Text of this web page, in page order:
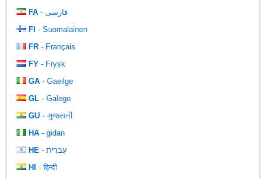
FA
- فارسی
FI - Suomalainen
FR - Français
FY - Frysk
GA - Gaeilge
GL - Galego
GU - ગુજરાતી
HA - gidan
HE
- עִברִית
HI
- हिन्दी